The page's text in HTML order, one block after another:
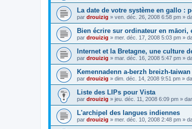
La date de votre système en gallo :
par drouizig » ven. déc. 26, 2008 6:58 pm »
Bien écrire sur ordinateur en māori,
par drouizig » mer. déc. 17, 2008 5:03 pm »
Internet et la Bretagne, une culture
par drouizig » mar. déc. 16, 2008 5:47 pm »
Kemennadenn a-berzh breizh-taiwan
par drouizig » dim. déc. 14, 2008 9:51 pm »
Liste des LIPs pour Vista
par drouizig » jeu. déc. 11, 2008 6:09 pm »
L'archipel des langues indiennes
par drouizig » mer. déc. 10, 2008 2:48 pm »